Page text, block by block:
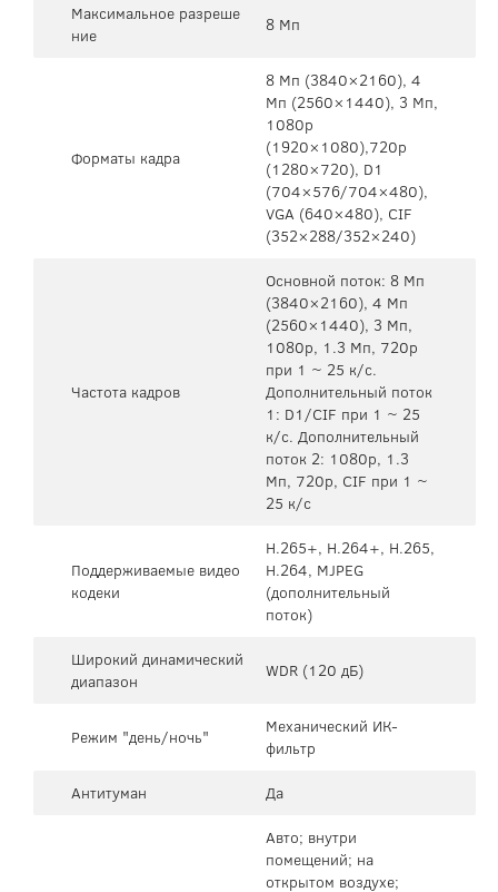
Максимальное разреше
ние
8 Мп
Форматы кадра
8 Мп (3840×2160), 4
Мп (2560×1440), 3 Мп,
1080р
(1920×1080),720p
(1280×720), D1
(704×576/704×480),
VGA (640×480), CIF
(352×288/352×240)
Частота кадров
Основной поток: 8 Мп
(3840×2160), 4 Mп
(2560×1440), 3 Мп,
1080p, 1.3 Мп, 720p
при 1 ~ 25 к/с.
Дополнительный поток
1: D1/CIF при 1 ~ 25
к/с. Дополнительный
поток 2: 1080p, 1.3
Mп, 720p, CIF при 1 ~
25 к/с
Поддерживаемые видео
кодеки
H.265+, H.264+, H.265,
H.264, MJPEG
(дополнительный
поток)
Широкий динамический
диапазон
WDR (120 дБ)
Режим "день/ночь"
Механический ИК-
фильтр
Антитуман
Да
Авто; внутри
помещений; на
открытом воздухе;